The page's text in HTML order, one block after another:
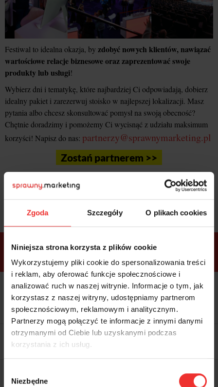
Zgoda Szczegóły O plikach cookies
Niniejsza strona korzysta z plików cookie
Wykorzystujemy pliki cookie do spersonalizowania treści
i reklam, aby oferować funkcje społecznościowe i
analizować ruch w naszej witrynie. Informacje o tym, jak
korzystasz z naszej witryny, udostępniamy partnerom
społecznościowym, reklamowym i analitycznym.
Partnerzy mogą połączyć te informacje z innymi danymi
otrzymanymi od Ciebie lub uzyskanymi podczas
korzystania z ich usług.
zgody
Niezbędne
Festiwal to idealna okazja, by zdobyć nowych klientów, nawiązać
wartościowe relacje biznesowe oraz zaprezentować swoje
produkty lub usługi!
Wybierz dni i tematykę, które najbardziej Ci odpowiadają, dobierz
idealny pakiet i zarezerwuj stoisko w najlepszej lokalizacji. Masz
pytania albo chcesz skonsultować pomysł na swoją obecność?
Chętnie doradzimy i pomożemy Ci wycisnąć z udziału maksimum
korzyści! Napisz do nas: partnerzy@sprawnymarketing.pl
Zostań partnerem >>
Sprawdź bonusyi wybierz bilet
ramach
pakietów
VIP Premium
Kolacja z prelegentami i before
party (Hotel Sheraton, 27.10) tylko
wbilecie ALLPASS VIP
Dostępne
tylko w
bilecie
ALLPASS
VIP
Dedykowana strefa VIP z
możliwością networkingu z
prelegentami i wystawcami w
WARTOŚĆ: 1970 zł